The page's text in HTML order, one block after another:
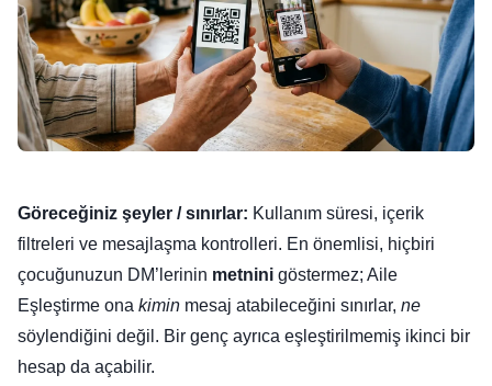
Göreceğiniz şeyler / sınırlar: Kullanım süresi, içerik
filtreleri ve mesajlaşma kontrolleri. En önemlisi, hiçbiri
çocuğunuzun DM’lerinin metnini göstermez; Aile
Eşleştirme ona kimin mesaj atabileceğini sınırlar, ne
söylendiğini değil. Bir genç ayrıca eşleştirilmemiş ikinci bir
hesap da açabilir.